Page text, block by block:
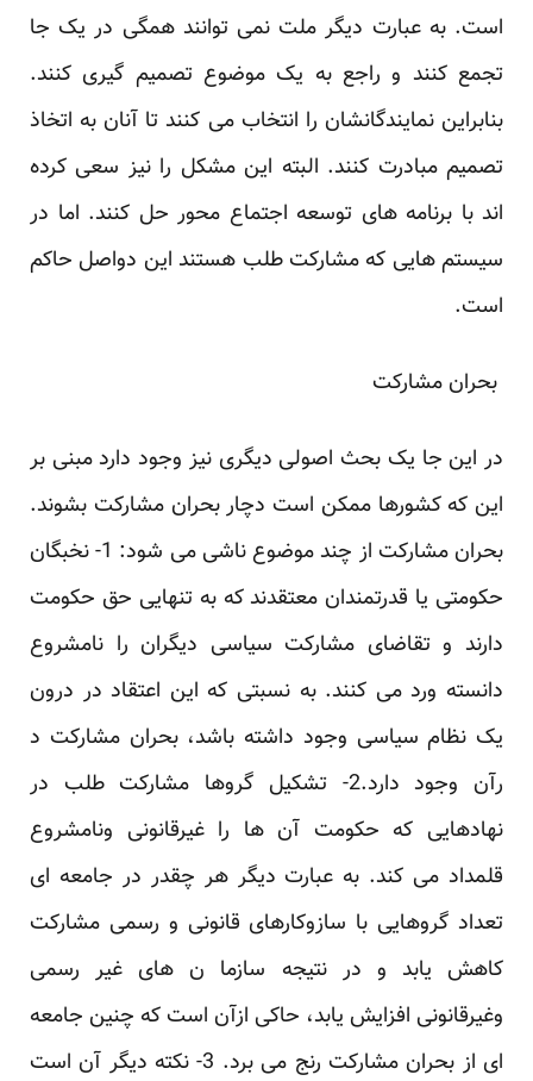
است. به عبارت دیگر ملت نمی توانند همگی در ‏یک جا
تجمع کنند و راجع به یک موضوع تصمیم گیری کنند.
بنابراین نمایندگانشان را انتخاب می کنند تا آنان به ‏اتخاذ
تصمیم مبادرت کنند. البته این مشکل را نیز سعی کرده
اند با برنامه های توسعه اجتماع محور حل کنند. ‏اما در
سیستم هایی که مشارکت طلب هستند این دواصل حاکم
است. ‏
در این جا یک بحث اصولی دیگری نیز وجود دارد مبنی بر
این که کشورها ممکن است دچار بحران مشارکت ‏بشوند.
بحران مشارکت از چند موضوع ناشی می شود: 1- نخبگان
حکومتی یا قدرتمندان معتقدند که به تنهایی ‏حق حکومت
دارند و تقاضای مشارکت سیاسی دیگران را نامشروع
دانسته ورد می کنند. به نسبتی که این ‏اعتقاد در درون
یک نظام سیاسی وجود داشته باشد، بحران مشارکت د
رآن وجود دارد.2- تشکیل گروها ‏مشارکت طلب در
نهادهایی که حکومت آن ها را غیرقانونی ونامشروع
قلمداد می کند. به عبارت دیگر هر ‏چقدر در جامعه ای
تعداد گروهایی با سازوکارهای قانونی و رسمی مشارکت
کاهش یابد و در نتیجه سازما ‏ن های غیر رسمی
وغیرقانونی افزایش یابد، حاکی ازآن است که چنین جامعه
ای از بحران مشارکت رنج می ‏برد. 3- نکته دیگر آن است